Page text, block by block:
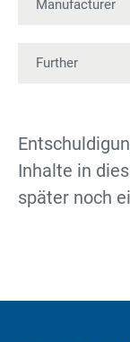
Inhalte in
später noch